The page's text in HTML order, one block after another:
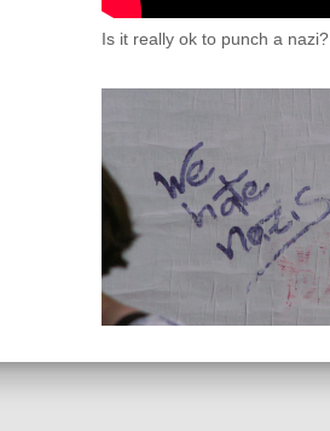
Is it really ok to punch a nazi?